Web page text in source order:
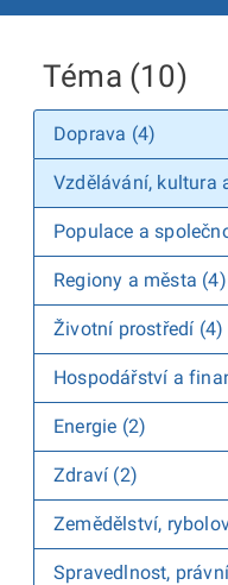
Téma (10)
Doprava (4)
Vzdělávání, kultura
Populace a
Regiony a města (4)
Životní prostředí (4)
Hospodářství a
Energie (2)
Zdraví (2)
Zemědělství,
Spravedlnost,